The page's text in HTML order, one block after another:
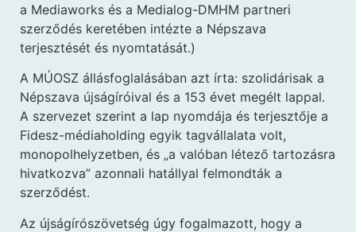
a Mediaworks és a Medialog-DMHM partneri
szerződés keretében intézte a Népszava
terjesztését és nyomtatását.)
A MÚOSZ állásfoglalásában azt írta: szolidárisak a
Népszava újságíróival és a 153 évet megélt lappal.
A szervezet szerint a lap nyomdája és terjesztője a
Fidesz-médiaholding egyik tagvállalata volt,
monopolhelyzetben, és „a valóban létező tartozásra
hivatkozva” azonnali hatállyal felmondták a
szerződést.
Az újságírószövetség úgy fogalmazott, hogy a